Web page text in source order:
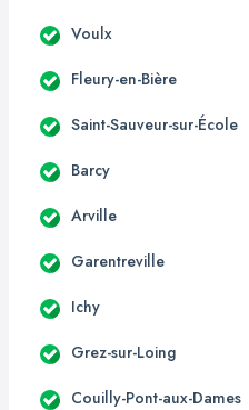
Voulx
Fleury-en-Bière
Saint-Sauveur-sur-École
Barcy
Arville
Garentreville
Ichy
Grez-sur-Loing
Couilly-Pont-aux-Dames